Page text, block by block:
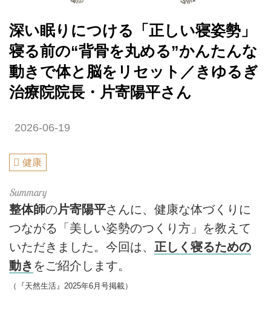
深い眠りにつける「正しい寝姿勢」
寝る前の“背骨を丸める”かんたんな
動きで体と脳をリセット／きゆるぎ
治療院院長・片寄陽平さん
2026-06-19
健康
整体師の片寄陽平さんに、健康な体づくりに
つながる「美しい姿勢のつくり方」を教えて
いただきました。今回は、 正しく寝るための
動き をご紹介します。
（『天然生活』2025年6月号掲載）